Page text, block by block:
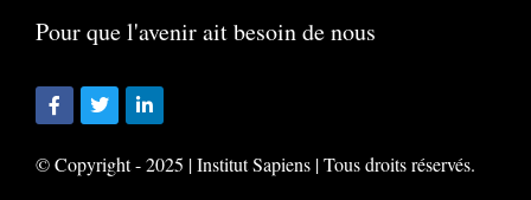
Pour que l'avenir ait besoin de nous
© Copyright - 2025 | Institut Sapiens | Tous droits réservés.